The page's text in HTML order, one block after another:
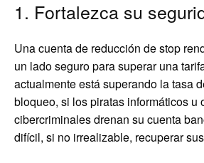
1. Fortalezca su
Una cuenta de reducción de stop
un lado seguro para superar una
actualmente está superando la tasa
bloqueo, si los piratas informáticos u
cibercriminales drenan su cuenta
difícil, si no irrealizable, recuperar